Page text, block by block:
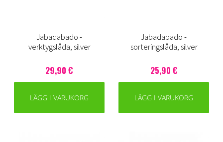
Jabadabado -
verktygslåda, silver
29,90 €
LÄGG I VARUKORG
Jabadabado -
sorteringslåda, silver
25,90 €
LÄGG I VARUKORG